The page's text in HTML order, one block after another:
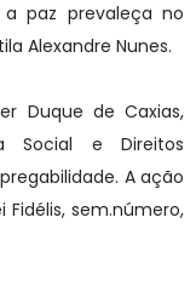
paz prevaleça no
Alexandre Nunes.
Duque de Caxias,
Social e Direitos
A ação
Fidélis, sem.número,